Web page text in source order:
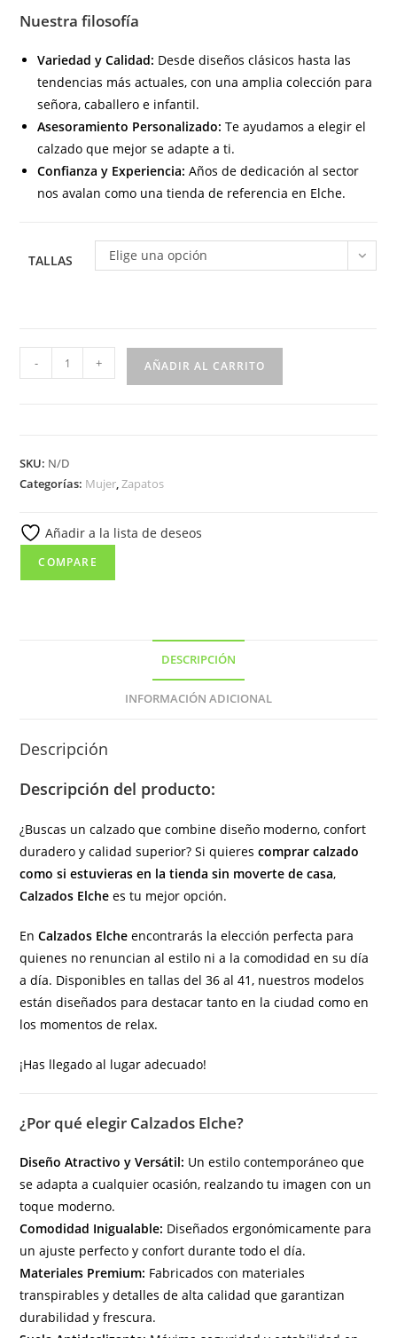
Nuestra filosofía
Variedad y Calidad: Desde diseños clásicos hasta las
tendencias más actuales, con una amplia colección para
señora, caballero e infantil.
Asesoramiento Personalizado: Te ayudamos a elegir el
calzado que mejor se adapte a ti.
Confianza y Experiencia: Años de dedicación al sector
nos avalan como una tienda de referencia en Elche.
TALLAS Elige una opción
Zapato
piel
de
negro
con
elásticos
- + AÑADIR AL CARRITO
SKU: N/D
Categorías: Mujer,Zapatos
Añadir a la lista de deseos
COMPARE
DESCRIPCIÓN
INFORMACIÓN ADICIONAL
Descripción
Descripción del producto:
¿Buscas un calzado que combine diseño moderno, confort
duradero y calidad superior? Si quierescomprar calzado
como si estuvieras en la tienda sin moverte de casa,
Calzados Elche es tu mejor opción.
EnCalzados Elche encontrarás la elección perfecta para
quienes no renuncian al estilo ni a la comodidad en su día
a día. Disponibles en tallas del 36 al 41, nuestros modelos
están diseñados para destacar tanto en la ciudad como en
los momentos de relax.
¡Has llegado al lugar adecuado!
¿Por qué elegir Calzados Elche?
Diseño Atractivo y Versátil: Un estilo contemporáneo que
se adapta a cualquier ocasión, realzando tu imagen con un
toque moderno.
Comodidad Inigualable: Diseñados ergonómicamente para
un ajuste perfecto y confort durante todo el día.
Materiales Premium: Fabricados con materiales
transpirables y detalles de alta calidad que garantizan
durabilidad y frescura.